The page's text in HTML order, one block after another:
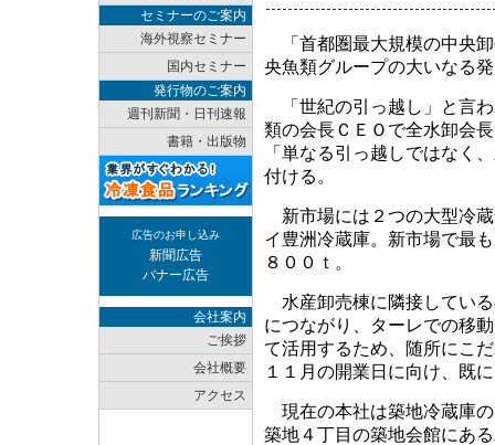
セミナーのご案内
海外視察セミナー
国内セミナー
発行物のご案内
週刊新聞・日刊速報
書籍・出版物
広告のお申し込み
新聞広告
バナー広告
会社案内
ご挨拶
会社概要
アクセス
「首都圏最大規模の中央
央魚類グループの大いなる
「世紀の引っ越し」と言
類の会長ＣＥＯで全水卸会
「単なる引っ越しではなく
付ける。
新市場には２つの大型冷
イ豊洲冷蔵庫。新市場で最
８００ｔ。
水産卸売棟に隣接してい
につながり、ターレでの移
て活用するため、随所にこ
１１月の開業日に向け、既
現在の本社は築地冷蔵庫
築地４丁目の築地会館にあ